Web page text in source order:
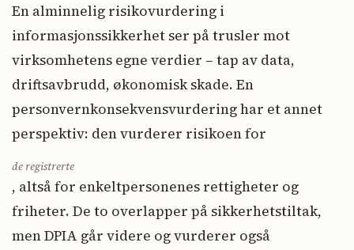
En alminnelig risikovurdering i
informasjonssikkerhet ser på trusler mot
virksomhetens egne verdier – tap av data,
driftsavbrudd, økonomisk skade. En
personvernkonsekvensvurdering har et annet
perspektiv: den vurderer risikoen for
de registrerte
, altså for enkeltpersonenes rettigheter og
friheter. De to overlapper på sikkerhetstiltak,
men DPIA går videre og vurderer også